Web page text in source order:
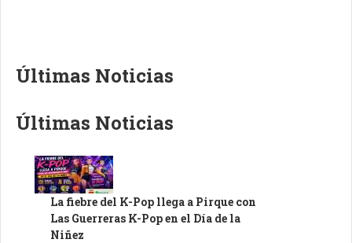
Últimas Noticias
Últimas Noticias
La fiebre del K-Pop llega a Pirque con
Las Guerreras K-Pop en el Día de la
Niñez